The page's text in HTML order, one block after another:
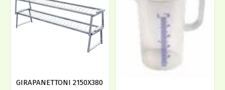
GIRAPANETTONI 2150X380